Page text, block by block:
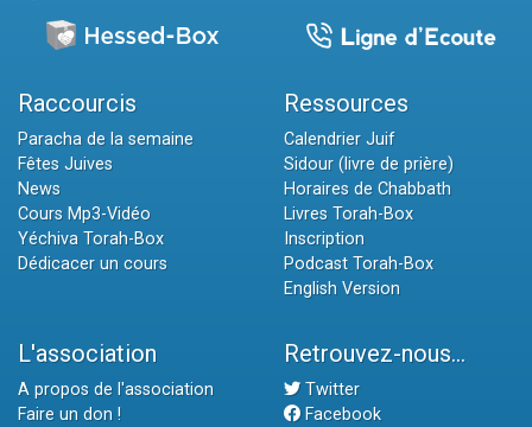
Raccourcis
Paracha de la semaine
Fêtes Juives
News
Cours Mp3-Vidéo
Yéchiva Torah-Box
Dédicacer un cours
Ressources
Calendrier Juif
Sidour (livre de prière)
Horaires de Chabbath
Livres Torah-Box
Inscription
Podcast Torah-Box
English Version
L'association
A propos de l'association
Faire un don !
Retrouvez-nous...
Twitter
Facebook